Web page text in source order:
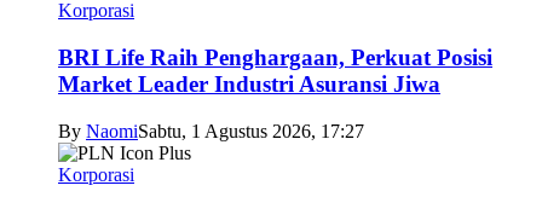
Korporasi
BRI Life Raih Penghargaan, Perkuat Posisi
Market Leader Industri Asuransi Jiwa
By NaomiSabtu, 1 Agustus 2026, 17:27
Korporasi